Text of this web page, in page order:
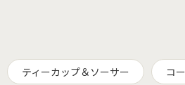
ティーカップ＆ソーサー コ